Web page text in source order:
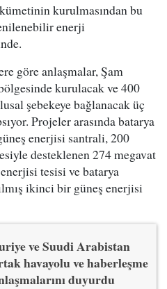
kurulmasından bu
enerji
göre anlaşmalar, Şam
kurulacak ve 400
şebekeye bağlanacak üç
Projeler arasında batarya
enerjisi santrali, 200
desteklenen 274 megavat
tesisi ve batarya
ikinci bir güneş enerjisi
ve Suudi Arabistan
havayolu ve haberleşme
duyurdu